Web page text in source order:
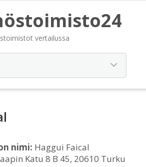
vertailussa
nimi: Haggui Faical
Katu 8 B 45, 20610 Turku